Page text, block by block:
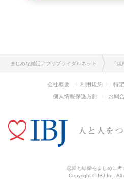
まじめな婚活アプリブライダルネット 「
会社概要 利用規約
特
個人情報保護方針
お問
恋愛と結婚をまじめに考
Copyright © IBJ Inc. All